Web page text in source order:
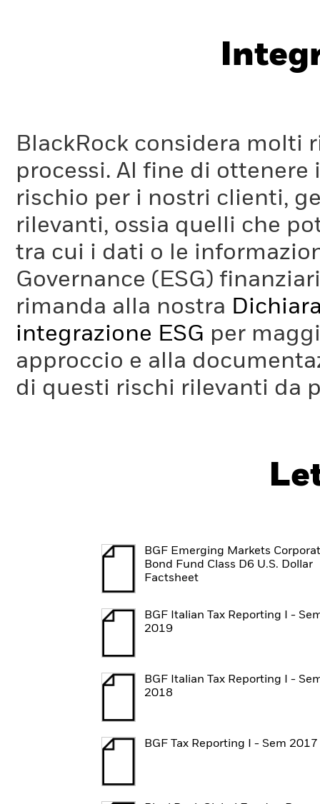
BlackRock considera molti
processi. Al fine di
rischio per i nostri clienti,
rilevanti, ossia quelli che
tra cui i dati o le
Governance (ESG)
rimanda alla nostra
integrazione ESG per
approccio e alla
di questi rischi rilevanti da
BGF Emerging Markets
Bond Fund Class D6 U.S. Dollar
Factsheet
BGF Italian Tax Reporting I -
2019
BGF Italian Tax Reporting I -
2018
BGF Tax Reporting I - Sem 2017